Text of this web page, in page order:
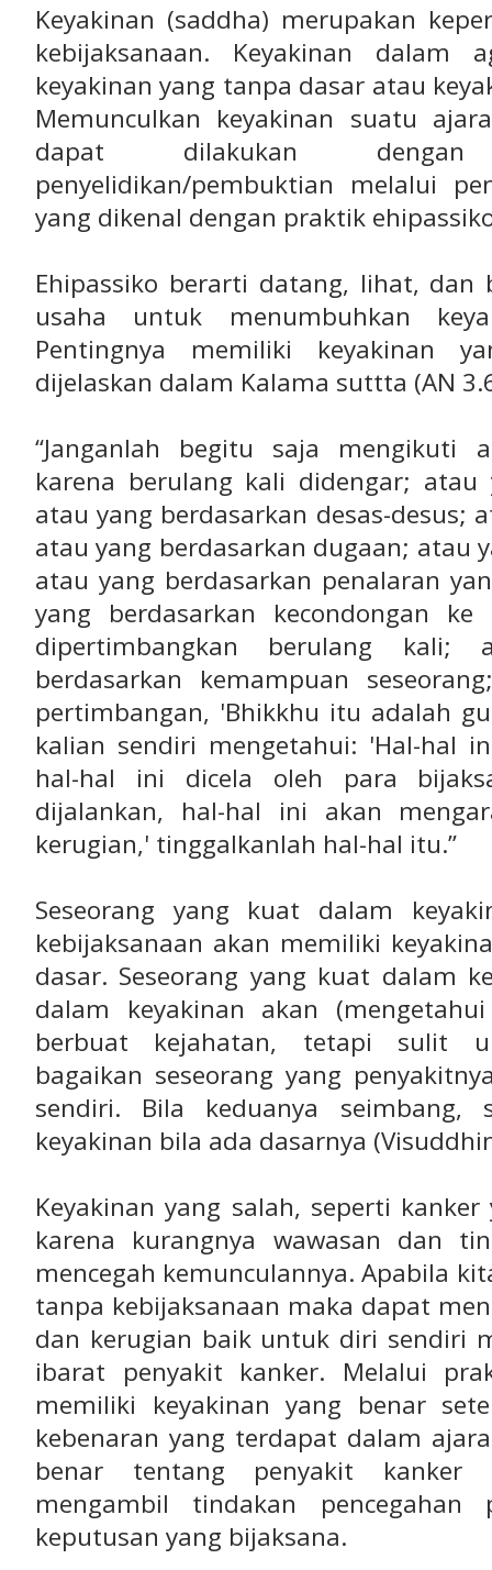
Keyakinan (saddha) merupakan
kebijaksanaan. Keyakinan dalam
keyakinan yang tanpa dasar atau
Memunculkan keyakinan suatu
dapat dilakukan
penyelidikan/pembuktian melalui
yang dikenal dengan praktik
Ehipassiko berarti datang, lihat, dan
usaha untuk menumbuhkan
Pentingnya memiliki keyakinan
dijelaskan dalam Kalama suttta (AN
“Janganlah begitu saja mengikuti
karena berulang kali didengar;
atau yang berdasarkan desas-desus;
atau yang berdasarkan dugaan; atau
atau yang berdasarkan penalaran
yang berdasarkan kecondongan
dipertimbangkan berulang kali;
berdasarkan kemampuan
pertimbangan, 'Bhikkhu itu adalah
kalian sendiri mengetahui: 'Hal-hal
hal-hal ini dicela oleh para
dijalankan, hal-hal ini akan
kerugian,' tinggalkanlah hal-hal itu.”
Seseorang yang kuat dalam
kebijaksanaan akan memiliki
dasar. Seseorang yang kuat dalam
dalam keyakinan akan
berbuat kejahatan, tetapi sulit
bagaikan seseorang yang
sendiri. Bila keduanya seimbang,
keyakinan bila ada dasarnya
Keyakinan yang salah, seperti
karena kurangnya wawasan dan
mencegah kemunculannya. Apabila
tanpa kebijaksanaan maka dapat
dan kerugian baik untuk diri sendiri
ibarat penyakit kanker. Melalui
memiliki keyakinan yang benar
kebenaran yang terdapat dalam
benar tentang penyakit kanker
mengambil tindakan pencegahan
keputusan yang bijaksana.